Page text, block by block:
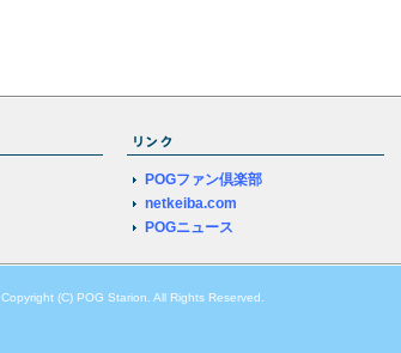
POGファン倶楽部
netkeiba.com
POGニュース
Copyright (C) POG Starion. All Rights Reserved.